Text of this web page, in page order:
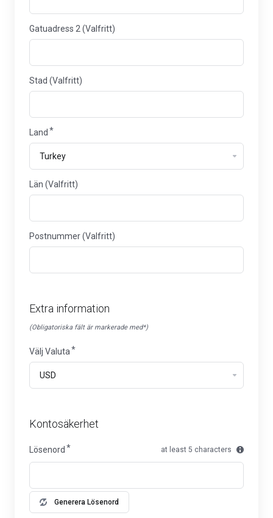
Gatuadress 2 (Valfritt)
Stad (Valfritt)
Land
Län
Län (Valfritt)
Postnummer (Valfritt)
Extra information
(Obligatoriska fält är markerade med*)
Välj Valuta
Kontosäkerhet
Lösenord at least 5 characters
Generera Lösenord